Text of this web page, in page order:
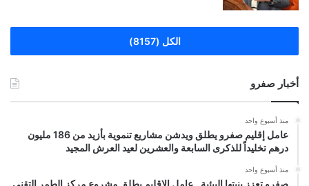
الكل (8157)
أخبار صفرو
منذ أسبوع واحد
عامل إقليم صفرو يطلق ويدشن مشاريع تنموية بأزيد من 186 مليون
درهم تخليداً للذكرى السابعة والعشرين لعيد العرش المجيد
منذ أسبوع واحد
صفرو تعزز بنيتها البيئية.. عامل الإقليم يطلق مشروع مركز الطمر التقني